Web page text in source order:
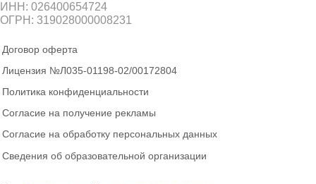
ИНН: 026400654724
ОГРН: 319028000008231
Сведения об образовательной организации
Лицензия №Л035-01198-02/00172804
Договор оферта
Политика конфиденциальности
Согласие на обработку персональных данных
Согласие на получение рекламы